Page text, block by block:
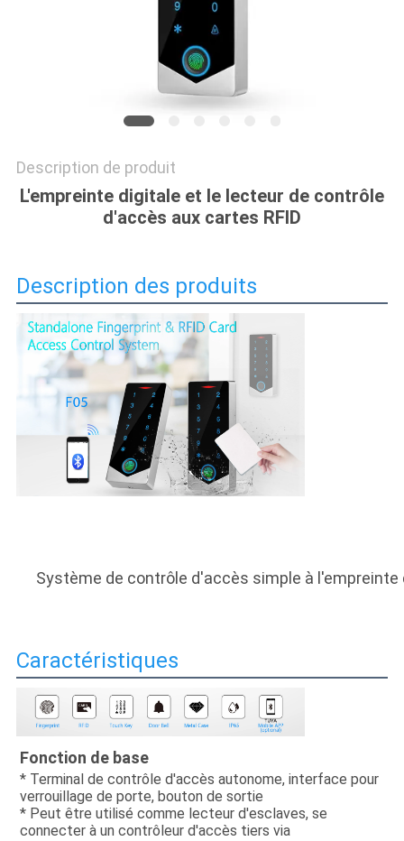
POLITIQUE
MATIÈRE
DE
LA
VIE
PRIVÉE
Description de produit
L'empreinte digitale et le lecteur de contrôle
d'accès aux cartes RFID
Description des produits
Système de contrôle d'accès simple à
Caractéristiques
Fonction de base
* Terminal de contrôle d'accès autonome, interface pour
verrouillage de porte, bouton de sortie
* Peut être utilisé comme lecteur d'esclaves, se
connecter à un contrôleur d'accès tiers via